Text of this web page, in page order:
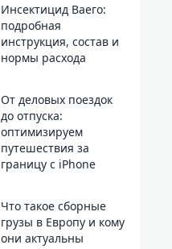
Инсектицид Ваего:
подробная
инструкция, состав и
нормы расхода
От деловых поездок
до отпуска:
оптимизируем
путешествия за
границу с iPhone
Что такое сборные
грузы в Европу и кому
они актуальны